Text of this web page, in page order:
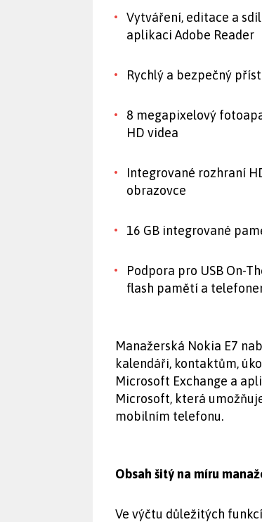
Vytváření, editace a
aplikaci Adobe Reader
Rychlý a bezpečný
8 megapixelový
HD videa
Integrované rozhraní
obrazovce
16 GB integrované
Podpora pro USB On-
flash pamětí a
Manažerská Nokia E7
kalendáři, kontaktům,
Microsoft Exchange a
Microsoft, která
mobilním telefonu.
Obsah šitý na míru
Ve výčtu důležitých